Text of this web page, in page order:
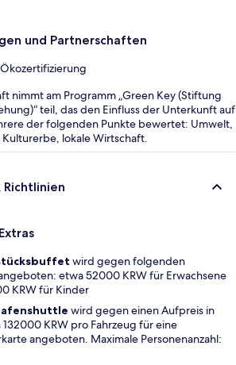
und Partnerschaften
nimmt am Programm „Green Key (Stiftung
teil, das den Einfluss der Unterkunft auf
der folgenden Punkte bewertet: Umwelt,
lokale Wirtschaft.
wird gegen folgenden
etwa 52000 KRW für Erwachsene
KRW für Kinder
wird gegen einen Aufpreis in
132000 KRW pro Fahrzeug für eine
angeboten. Maximale Personenanzahl: